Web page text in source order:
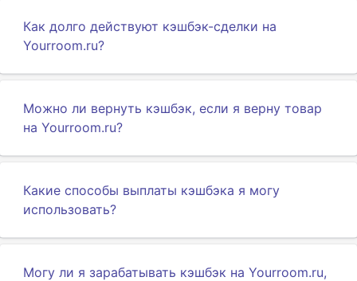
Как долго действуют кэшбэк-сделки на
Yourroom.ru?
Можно ли вернуть кэшбэк, если я верну товар
на Yourroom.ru?
Какие способы выплаты кэшбэка я могу
использовать?
Могу ли я зарабатывать кэшбэк на Yourroom.ru,